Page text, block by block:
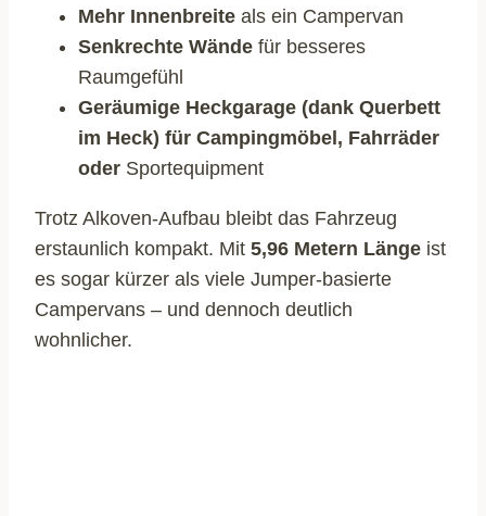
Mehr Innenbreite als ein Campervan
Senkrechte Wände für besseres
Raumgefühl
Geräumige Heckgarage (dank Querbett
im Heck) für Campingmöbel, Fahrräder
oder Sportequipment
Trotz Alkoven-Aufbau bleibt das Fahrzeug
erstaunlich kompakt. Mit 5,96 Metern Länge ist
es sogar kürzer als viele Jumper-basierte
Campervans – und dennoch deutlich
wohnlicher.